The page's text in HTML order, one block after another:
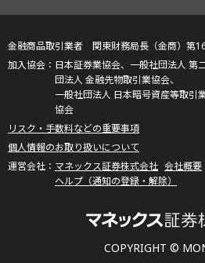
COPYRIGHT ©
金融商品取引業者 関東財務局長（金商）第
日本証券業協会、一般社団法人 第
団法人 金融先物取引業協会、
一般社団法人 日本暗号資産等取引
協会
リスク・手数料などの重要事項
個人情報のお取り扱いについて
マネックス証券株式会社 会社概要
ヘルプ（通知の登録・解除）